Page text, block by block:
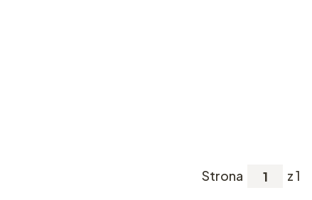
Strona z 1